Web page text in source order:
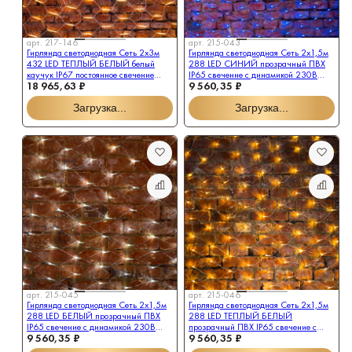
арт. 217-146
Гирлянда светодиодная Сеть 2x3м
432 LED ТЕПЛЫЙ БЕЛЫЙ белый
каучук IP67 постоянное свечение
230В блок в комплекте NEON-
NIGHT
18 965,63 ₽
Загрузка...
арт. 215-043
Гирлянда светодиодная Сеть 2х1,5м
288 LED СИНИЙ прозрачный ПВХ
IP65 свечение с динамикой 230В
блок в комплекте NEON-NIGHT
9 560,35 ₽
Загрузка...
арт. 215-045
Гирлянда светодиодная Сеть 2х1,5м
288 LED БЕЛЫЙ прозрачный ПВХ
IP65 свечение с динамикой 230В
блок в комплекте NEON-NIGHT
9 560,35 ₽
арт. 215-046
Гирлянда светодиодная Сеть 2х1,5м
288 LED ТЕПЛЫЙ БЕЛЫЙ
прозрачный ПВХ IP65 свечение с
динамикой 230В блок в комплекте
NEON-NIGHT
9 560,35 ₽